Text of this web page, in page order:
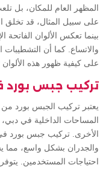
المظهر العام للمكان، بل
على سبيل المثال، قد تخلق
بينما تعكس الألوان الفاتحة
والاتساع. كما أن التشطيبات
على كيفية ظهور هذه
تركيب جبس بورد
يعتبر تركيب الجبس بورد
المساحات الداخلية في دبي،
الأخرى. تركيب جبس بورد
والجدران بشكل واسع، مما
احتياجات المستخدمين.